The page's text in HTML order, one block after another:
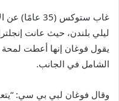
غاب ستوكس
يقول فوغان إنها أعطت لمحة
الشامل في الجانب.
وقال فوغان لبي بي سي: